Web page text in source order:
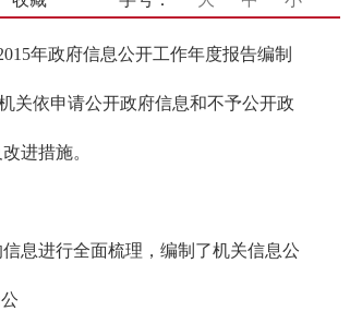
年政府信息公开工作年度报告编制
关依申请公开政府信息和不予公开政
进措施。
息进行全面梳理，编制了机关信息公